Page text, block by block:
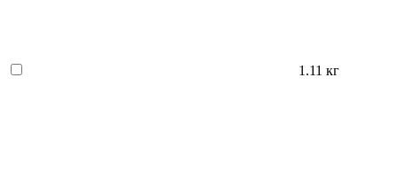
1.11 кг